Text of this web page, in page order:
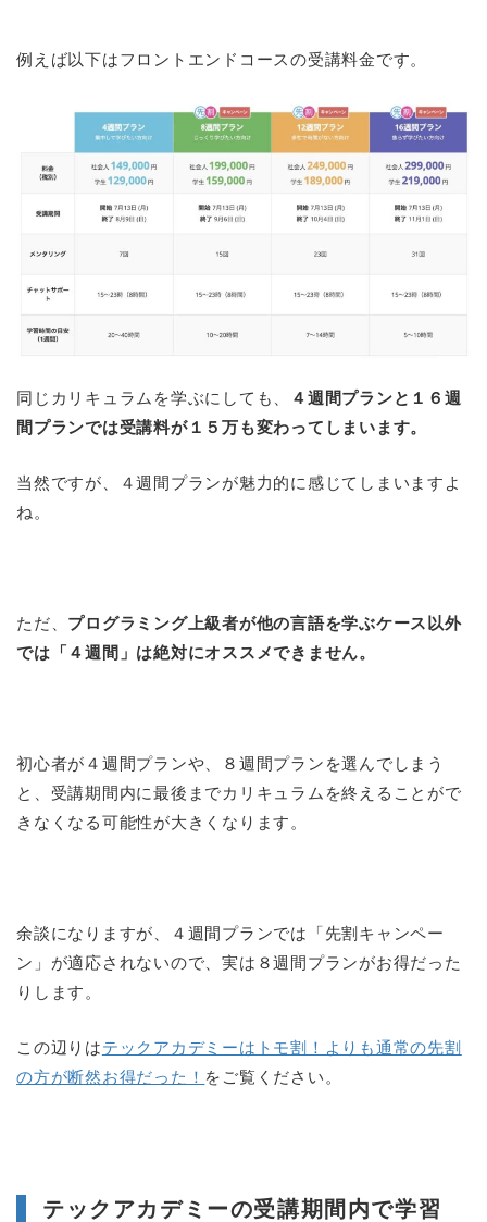
例えば以下はフロントエンドコースの受講料金です。
同じカリキュラムを学ぶにしても、
４週間プランと１６週
間プランでは受講料が１５万も変わってしまいます。
当然ですが、４週間プランが魅力的に感じてしまいますよ
ね。
ただ、 プログラミング上級者が他の言語を学ぶケース以外
では「４週間」は絶対にオススメできません。
初心者が４週間プランや、８週間プランを選んでしまう
と、受講期間内に最後までカリキュラムを終えることがで
きなくなる可能性が大きくなります。
余談になりますが、４週間プランでは「先割キャンペー
ン」が適応されないので、実は８週間プランがお得だった
りします。
この辺りはテックアカデミーはトモ割！よりも通常の先割
の方が断然お得だった！ をご覧ください。
テックアカデミーの受講期間内で学習